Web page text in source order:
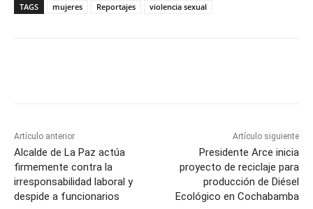
TAGS mujeres Reportajes violencia sexual
Artículo anterior
Alcalde de La Paz actúa
firmemente contra la
irresponsabilidad laboral y
despide a funcionarios
Artículo siguiente
Presidente Arce inicia
proyecto de reciclaje para
producción de Diésel
Ecológico en Cochabamba